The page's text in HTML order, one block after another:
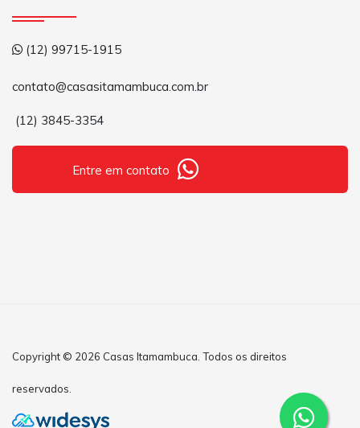
(12) 99715-1915
contato@casasitamambuca.com.br
(12) 3845-3354
Entre em contato
Copyright © 2026 Casas Itamambuca. Todos os direitos
reservados.